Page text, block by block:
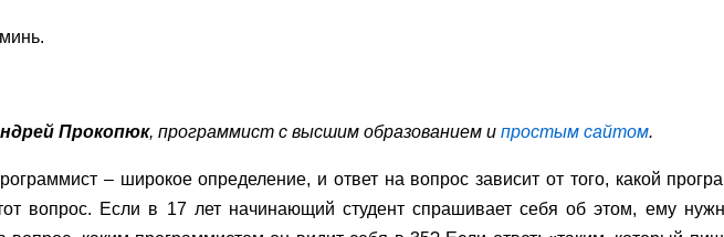
Прокопюк, программист с высшим образованием и простым сайтом.
– широкое определение, и ответ на вопрос зависит от того, какой
вопрос. Если в 17 лет начинающий студент спрашивает себя об этом, ему